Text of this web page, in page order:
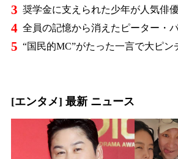
3
4
5
[エンタメ] 最新 ニュース